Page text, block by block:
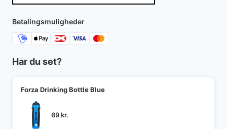
Betalingsmuligheder
Har du set?
Forza Drinking Bottle Blue
69kr.